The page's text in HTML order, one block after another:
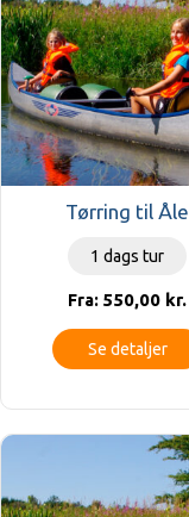
Tørring til Åle
1 dags tur
Fra: 550,00 kr.
Se detaljer